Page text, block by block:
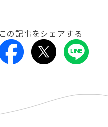
この記事をシェアする